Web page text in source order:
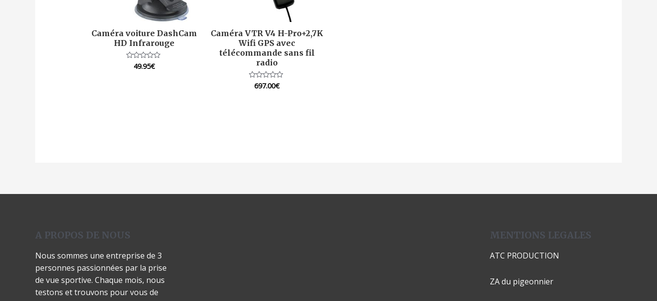
Caméra voiture DashCam
HD Infrarouge
Note49.95€
Caméra VTR V4 H-Pro+2,7K
Wifi GPS avec
télécommande sans fil
radio
Note
697.00€
A PROPOS DE NOUS
Nous sommes une entreprise de 3
personnes passionnées par la prise
de vue sportive. Chaque mois, nous
testons et trouvons pour vous de
MENTIONS LEGALES
ATC PRODUCTION
ZA du pigeonnier